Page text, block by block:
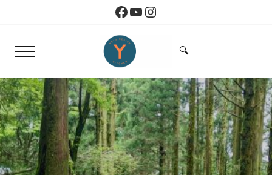
Skip to header right navigationFacebook
YouTube
Instagram
Menu
Yoko Design Kitchen
Search...
🔍